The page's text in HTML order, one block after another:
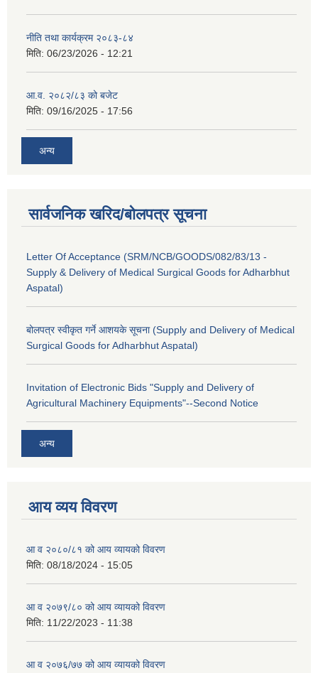
नीति तथा कार्यक्रम २०८३-८४
मिति: 06/23/2026 - 12:21
आ.व. २०८२/८३ को बजेट
मिति: 09/16/2025 - 17:56
अन्य
सार्वजनिक खरिद/बोलपत्र सूचना
Letter Of Acceptance (SRM/NCB/GOODS/082/83/13 -
Supply & Delivery of Medical Surgical Goods for Adharbhut
Aspatal)
बोलपत्र स्वीकृत गर्ने आशयके सूचना (Supply and Delivery of Medical
Surgical Goods for Adharbhut Aspatal)
Invitation of Electronic Bids "Supply and Delivery of
Agricultural Machinery Equipments"--Second Notice
अन्य
आय व्यय विवरण
आ व २०८०/८१ को आय व्यायको विवरण
मिति: 08/18/2024 - 15:05
आ व २०७९/८० को आय व्यायको विवरण
मिति: 11/22/2023 - 11:38
आ व २०७६/७७ को आय व्यायको विवरण